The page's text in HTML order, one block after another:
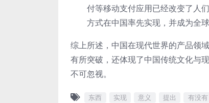
付等移动支付应用已经改变了人
方式在中国率先实现，并成为全球
综上所述，中国在现代世界的产品领
有所突破，还体现了中国传统文化与
不可忽视。
东西 实现 意义 提出 有没有